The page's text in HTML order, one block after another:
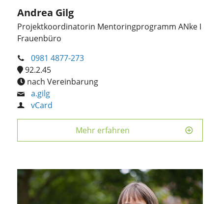
Andrea Gilg
Projektkoordinatorin Mentoringprogramm ANke I
Frauenbüro
0981 4877-273
92.2.45
nach Vereinbarung
a.gilg
vCard
Mehr erfahren